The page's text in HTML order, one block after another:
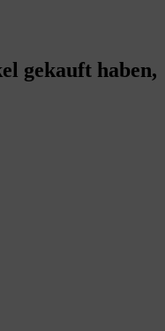
gekauft haben,